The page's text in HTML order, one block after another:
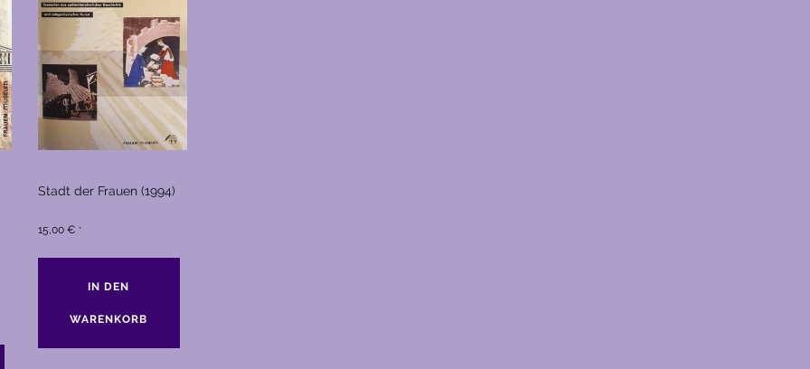
Stadt der Frauen (1994)
15,00 € *
IN DEN
WARENKORB